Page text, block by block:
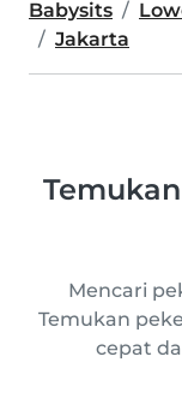
Babysits
Jakarta
Mencari
Temukan
cepat